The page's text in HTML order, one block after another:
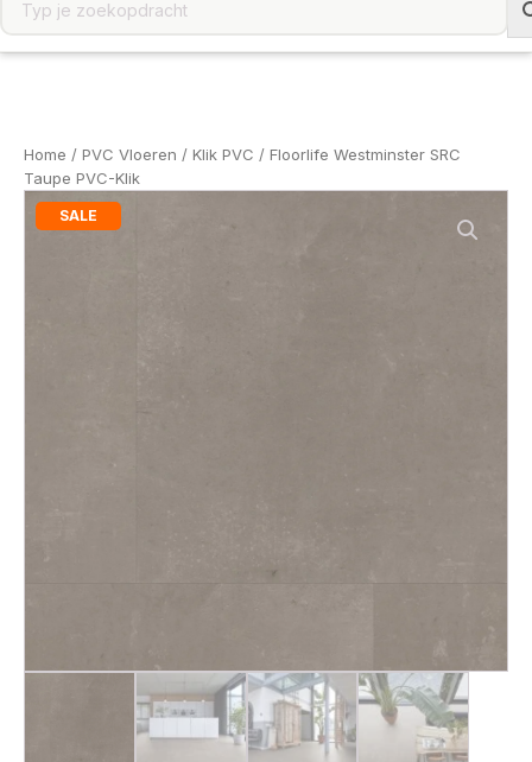
Home / PVC Vloeren / Klik PVC / Floorlife Westminster SRC
Taupe PVC-Klik
SALE